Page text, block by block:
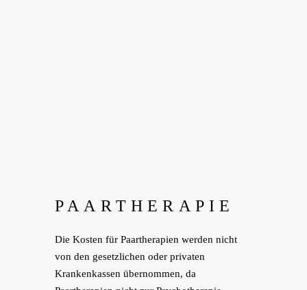
PAARTHERAPIE
Die Kosten für Paartherapien werden nicht
von den gesetzlichen oder privaten
Krankenkassen übernommen, da